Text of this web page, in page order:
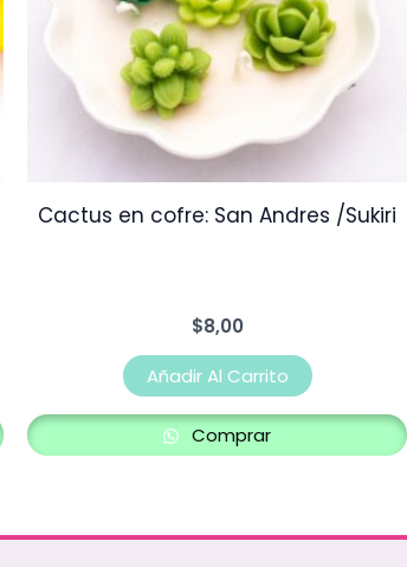
Cactus en cofre: San Andres /Sukiri
$8,00
Añadir Al Carrito
Comprar